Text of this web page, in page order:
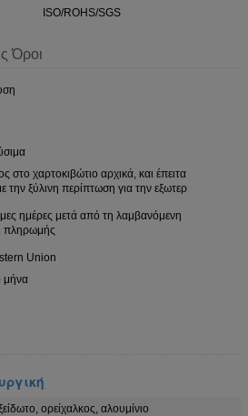
ISO/ROHS/SGS
Όροι
στο χαρτοκιβώτιο αρχικά, και έπειτα
την ξύλινη περίπτωση για την εξωτερ
ημέρες μετά από τη λαμβανόμενη
πληρωμής
Union
μήνα
ορείχαλκος, αλουμίνιο